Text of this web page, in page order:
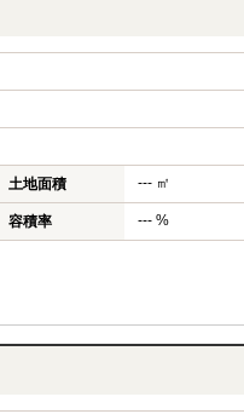
土地面積 --- ㎡
容積率 --- %